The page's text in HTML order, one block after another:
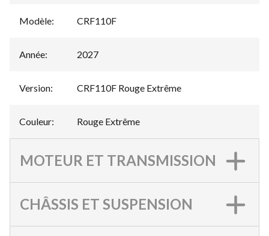
Modèle: CRF110F
Année: 2027
Version: CRF110F Rouge Extrême
Couleur: Rouge Extrême
MOTEUR ET TRANSMISSION
CHÂSSIS ET SUSPENSION